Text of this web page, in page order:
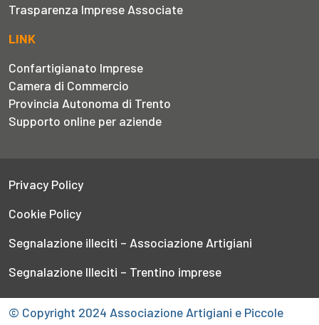
Trasparenza Imprese Associate
LINK
Confartigianato Imprese
Camera di Commercio
Provincia Autonoma di Trento
Supporto online per aziende
Privacy Policy
Cookie Policy
Segnalazione illeciti – Associazione Artigiani
Segnalazione Illeciti – Trentino imprese
© Copyright 2024 Associazione Artigiani e Piccole